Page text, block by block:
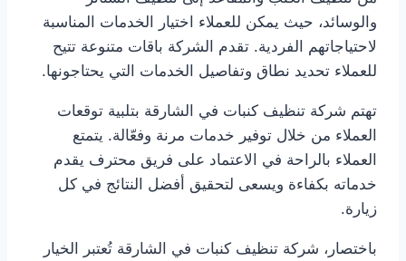
والوسائد، حيث يمكن للعملاء اختيار الخدمات المناسبة
لاحتياجاتهم الفردية. تقدم الشركة باقات متنوعة تتيح
للعملاء تحديد نطاق وتفاصيل الخدمات التي يحتاجونها.
تهتم شركة تنظيف كنبات في الشارقة بتلبية توقعات
العملاء من خلال توفير خدمات مرنة وفعّالة. يتمتع
العملاء بالراحة في الاعتماد على فريق محترف يقدم
خدماته بكفاءة ويسعى لتحقيق أفضل النتائج في كل
زيارة.
باختصار، شركة تنظيف كنبات في الشارقة تُعتبر الخيار